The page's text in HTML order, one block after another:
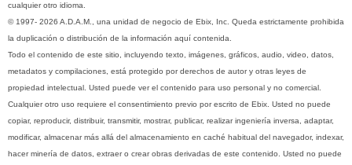
cualquier otro idioma.
© 1997- 2026 A.D.A.M., una unidad de negocio de Ebix, Inc. Queda estrictamente prohibida
la duplicación o distribución de la información aquí contenida.
Todo el contenido de este sitio, incluyendo texto, imágenes, gráficos, audio, video, datos,
metadatos y compilaciones, está protegido por derechos de autor y otras leyes de
propiedad intelectual. Usted puede ver el contenido para uso personal y no comercial.
Cualquier otro uso requiere el consentimiento previo por escrito de Ebix. Usted no puede
copiar, reproducir, distribuir, transmitir, mostrar, publicar, realizar ingeniería inversa, adaptar,
modificar, almacenar más allá del almacenamiento en caché habitual del navegador, indexar,
hacer minería de datos, extraer o crear obras derivadas de este contenido. Usted no puede